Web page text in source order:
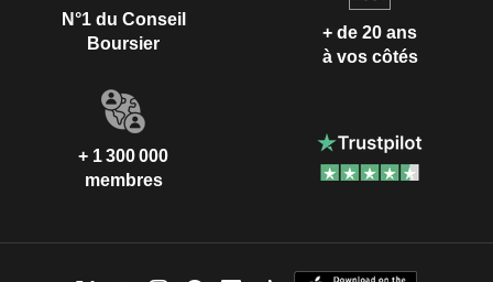
N°1 du Conseil
Boursier
+ de 20 ans
à vos côtés
+ 1 300 000
membres